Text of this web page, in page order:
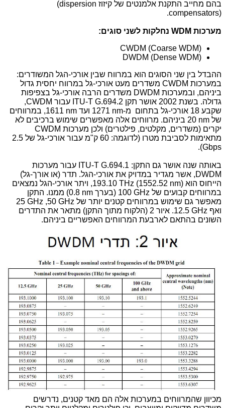
בהם מחייב התקנת אלמנטים של קיזוז (dispersion
compensators)
.
מערכות WDM נחלקות לשני סוגים:
CWDM (Coarse WDM)
DWDM (Dense WDM)
ההבדל בין שני הסוגים הוא במרווח שבין אורכי-הגל המשודרים:
במערכות CWDM משדרים מעט אורכי-גל במרווח יחסית גדול
ביניהם, ובמערכות DWDM משדרים הרבה אורכי-גל בצפיפות
גדולה. בשנת 2002 אושר תקן
ITU-T G.694.2 עבור CWDM
,
שקבע 18 אורכי-גל בתחום מ-
1271 nm ועד 1611 nm, במרווחים
של 20 nm ביניהם. מרווחים אלה מאפשרים שימוש ברכיבים לא
יקרים (משדרים, מקלטים, פילטרים) ולכן מערכות CWDM
מתאימות לסביבת מטרו (לדוגמה: 60 ק"מ עבור אורכי-גל של
2.5
Gbps
).
באותה שנה אושר גם התקן: ITU-T G.694.1 עבור מערכות
DWDM, אשר מגדיר במדויק את אורכי-הגל. תדר (או אורך-גל)
הייחוס הוא 193.10 THz (1552.52 nm), ויתר אורכי-הגל נמצאים
במרווחים קבועים של 100 GHz (בערך 0.8 nm) ממנו. התקן
מאפשר גם שימוש במרווחים קטנים יותר של 50 GHz
,
25 GHz
ואף 12.5 GHz
. איור 2 (הלקוח מתוך התקן) מתאר את התדרים
השונים בהתאם לארבעת המרווחים האפשריים ביניהם.
מכיוון שהמרווחים במערכות אלה הם מאד קטנים, נדרשים